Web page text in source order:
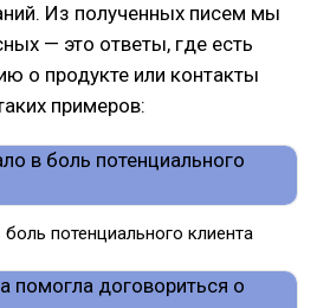
Из полученных писем мы
— это ответы, где есть
о продукте или контакты
примеров:
потенциального клиента